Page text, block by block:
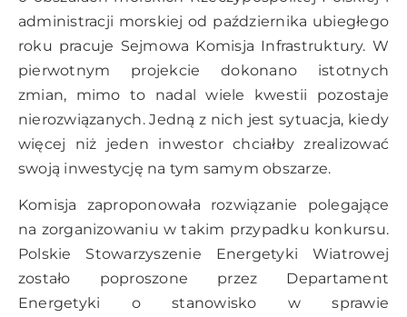
administracji morskiej od października ubiegłego
roku pracuje Sejmowa Komisja Infrastruktury. W
pierwotnym projekcie dokonano istotnych
zmian, mimo to nadal wiele kwestii pozostaje
nierozwiązanych. Jedną z nich jest sytuacja, kiedy
więcej niż jeden inwestor chciałby zrealizować
swoją inwestycję na tym samym obszarze.
Komisja zaproponowała rozwiązanie polegające
na zorganizowaniu w takim przypadku konkursu.
Polskie Stowarzyszenie Energetyki Wiatrowej
zostało poproszone przez Departament
Energetyki o stanowisko w sprawie